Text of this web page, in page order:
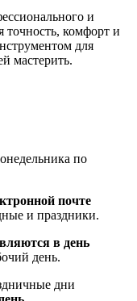
и
точность, комфорт и
для
мастерить.
по
почте
и праздники.
в день
день.
дни